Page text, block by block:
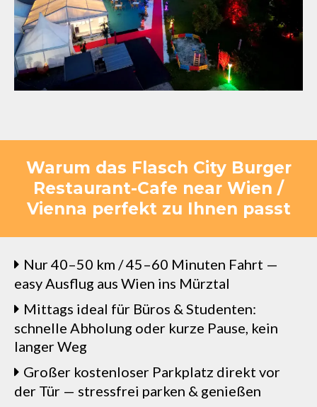
Warum das Flasch City Burger
Restaurant-Cafe near Wien /
Vienna perfekt zu Ihnen passt
Nur 40–50 km / 45–60 Minuten Fahrt —
easy Ausflug aus Wien ins Mürztal
Mittags ideal für Büros & Studenten:
schnelle Abholung oder kurze Pause, kein
langer Weg
Großer kostenloser Parkplatz direkt vor
der Tür — stressfrei parken & genießen